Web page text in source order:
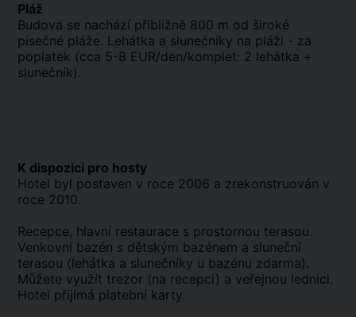
Pláž
Budova se nachází přibližně 800 m od široké
písečné pláže. Lehátka a slunečníky na pláži - za
poplatek (cca 5-8 EUR/den/komplet: 2 lehátka +
slunečník).
K dispozici pro hosty
Hotel byl postaven v roce 2006 a zrekonstruován v
roce 2010.
Recepce, hlavní restaurace s prostornou terasou.
Venkovní bazén s dětským bazénem a sluneční
terasou (lehátka a slunečníky u bazénu zdarma).
Můžete využít trezor (na recepci) a veřejnou lednici.
Hotel přijímá platební karty.